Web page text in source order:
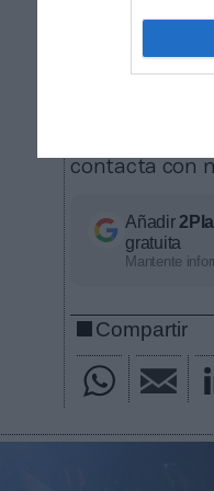
La
deportivos,
competición,
contacta con
Añadir
gratuita
Mantente
Compartir